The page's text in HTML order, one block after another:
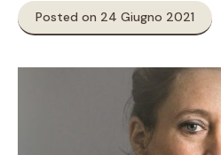
Posted on 24 Giugno 2021